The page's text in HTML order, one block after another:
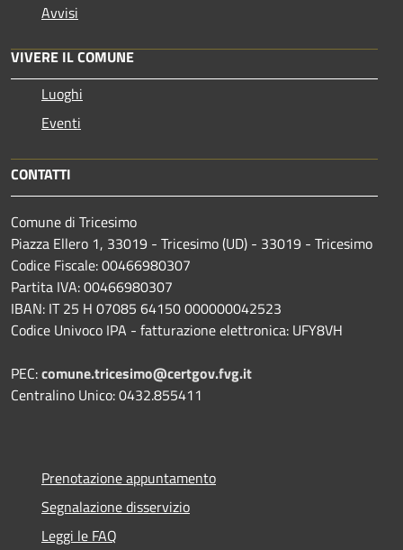
Avvisi
VIVERE IL COMUNE
Luoghi
Eventi
CONTATTI
Comune di Tricesimo
Piazza Ellero 1, 33019 - Tricesimo (UD) - 33019 - Tricesimo
Codice Fiscale: 00466980307
Partita IVA: 00466980307
IBAN: IT 25 H 07085 64150 000000042523
Codice Univoco IPA - fatturazione elettronica: UFY8VH
PEC:comune.tricesimo@certgov.fvg.it
Centralino Unico: 0432.855411
Prenotazione appuntamento
Segnalazione disservizio
Leggi le FAQ